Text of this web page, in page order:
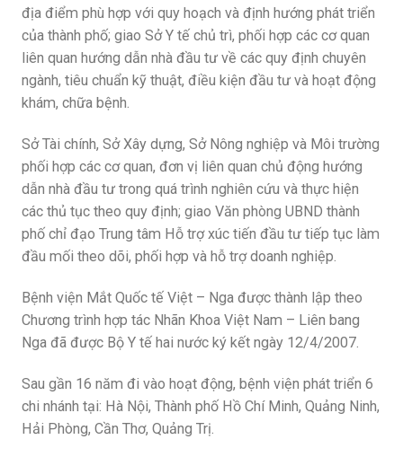
địa điểm phù hợp với quy hoạch và định hướng phát triển
của thành phố; giao Sở Y tế chủ trì, phối hợp các cơ quan
liên quan hướng dẫn nhà đầu tư về các quy định chuyên
ngành, tiêu chuẩn kỹ thuật, điều kiện đầu tư và hoạt động
khám, chữa bệnh.
Sở Tài chính, Sở Xây dựng, Sở Nông nghiệp và Môi trường
phối hợp các cơ quan, đơn vị liên quan chủ động hướng
dẫn nhà đầu tư trong quá trình nghiên cứu và thực hiện
các thủ tục theo quy định; giao Văn phòng UBND thành
phố chỉ đạo Trung tâm Hỗ trợ xúc tiến đầu tư tiếp tục làm
đầu mối theo dõi, phối hợp và hỗ trợ doanh nghiệp.
Bệnh viện Mắt Quốc tế Việt – Nga được thành lập theo
Chương trình hợp tác Nhãn Khoa Việt Nam – Liên bang
Nga đã được Bộ Y tế hai nước ký kết ngày 12/4/2007.
Sau gần 16 năm đi vào hoạt động, bệnh viện phát triển 6
chi nhánh tại: Hà Nội, Thành phố Hồ Chí Minh, Quảng Ninh,
Hải Phòng, Cần Thơ, Quảng Trị.